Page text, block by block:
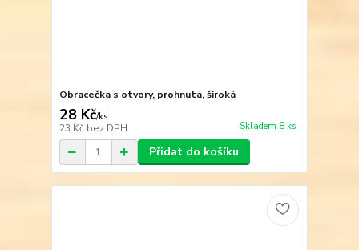
Obracečka s otvory, prohnutá, široká
28 Kč/ks
23 Kč bez DPH Skladem 8 ks
Přidat do košíku